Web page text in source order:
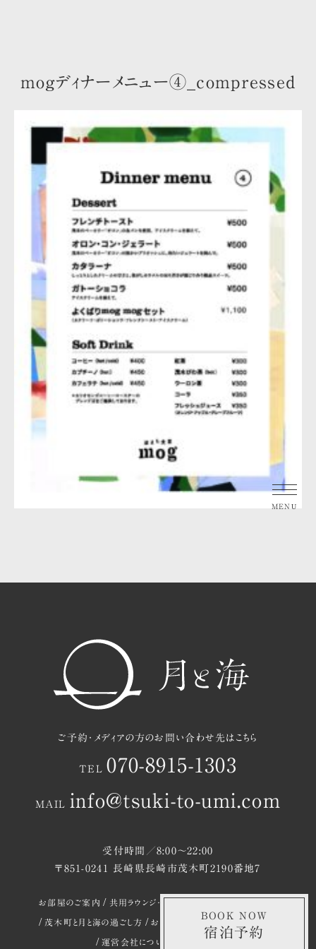
トップ
お部屋のご案内
茂木町と月と海の過ごし方
お知らせ
mogディナーメニュー④_compressed
BOOK NOW
宿泊予約
ご予約・メディアの方のお問い合わせ先はこちら
TEL 070-8915-1303
MAIL info@tsuki-to-umi.com
受付時間／8:00〜22:00
〒851-0241 長崎県長崎市茂木町2190番地7
お部屋のご案内 共用ラウンジ・中庭のご案内
茂木町と月と海の過ごし方 お知らせ アクセスマップ ご予約
運営会社について プレスキット